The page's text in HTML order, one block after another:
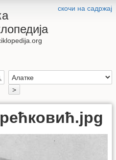
скочи на садржај
>